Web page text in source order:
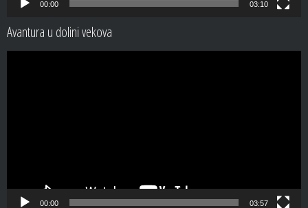
00:00 03:10
Avantura u dolini vekova
00:00 03:57